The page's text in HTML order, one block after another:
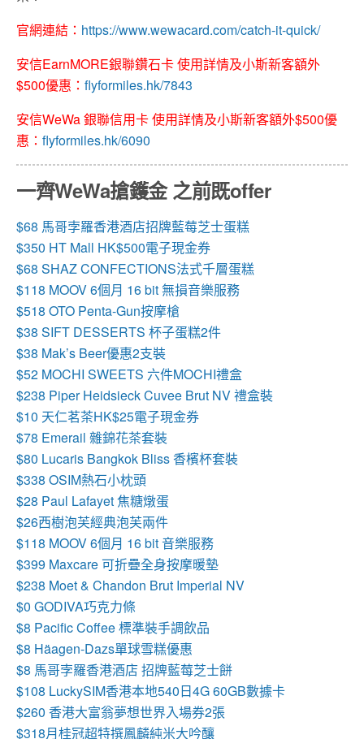
官網連結： https://www.wewacard.com/catch-it-quick/
安信EarnMORE銀聯鑽石卡 使用詳情及小斯新客額外
$500優惠： flyformiles.hk/7843
安信WeWa 銀聯信用卡 使用詳情及小斯新客額外$500優
惠： flyformiles.hk/6090
一齊WeWa搶鑊金 之前既offer
$68 馬哥孛羅香港酒店招牌藍莓芝士蛋糕
$350 HT Mall HK$500電子現金券
$68 SHAZ CONFECTIONS法式千層蛋糕
$118 MOOV 6個月 16 bit 無損音樂服務
$518 OTO Penta-Gun按摩槍
$38 SIFT DESSERTS 杯子蛋糕2件
$38 Mak’s Beer優惠2支裝
$52 MOCHI SWEETS 六件MOCHI禮盒
$238 Piper Heidsieck Cuvee Brut NV 禮盒裝
$10 天仁茗茶HK$25電子現金券
$78 Emerail 雜錦花茶套裝
$80 Lucaris Bangkok Bliss 香檳杯套裝
$338 OSIM熱石小枕頭
$28 Paul Lafayet 焦糖燉蛋
$26西樹泡芙經典泡芙兩件
$118 MOOV 6個月 16 bit 音樂服務
$399 Maxcare 可折疊全身按摩暖墊
$238 Moet & Chandon Brut Imperial NV
$0 GODIVA巧克力條
$8 Pacific Coffee 標準裝手調飲品
$8 Häagen-Dazs單球雪糕優惠
$8 馬哥孛羅香港酒店 招牌藍莓芝士餅
$108 LuckySIM香港本地540日4G 60GB數據卡
$260 香港大富翁夢想世界入場券2張
$318月桂冠超特撰鳳麟純米大吟釀